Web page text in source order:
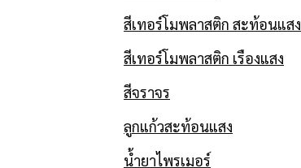
สีเทอร์โมพลาสติก สะท้อนแสง
สีเทอร์โมพลาสติก เรืองแสง
สีจราจร
ลูกแก้วสะท้อนแสง
น้ำยาไพรเมอร์